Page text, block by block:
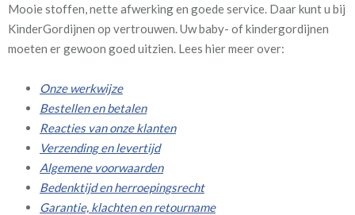
Mooie stoffen, nette afwerking en goede service. Daar kunt u bij
KinderGordijnen op vertrouwen. Uw baby- of kindergordijnen
moeten er gewoon goed uitzien. Lees hier meer over:
Onze werkwijze
Bestellen en betalen
Reacties van onze klanten
Verzending en levertijd
Algemene voorwaarden
Bedenktijd en herroepingsrecht
Garantie, klachten en retourname